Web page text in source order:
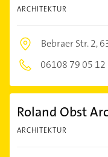
ARCHITEKTUR
Bebraer Str. 2,
06108 79 05 12
Roland Obst
ARCHITEKTUR